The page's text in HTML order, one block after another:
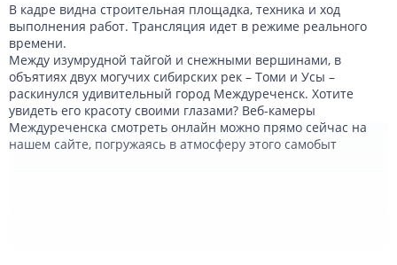
В кадре видна строительная площадка, техника и ход
выполнения работ. Трансляция идет в режиме реального
времени.
Между изумрудной тайгой и снежными вершинами, в
объятиях двух могучих сибирских рек – Томи и Усы –
раскинулся удивительный город Междуреченск. Хотите
увидеть его красоту своими глазами? Веб-камеры
Междуреченска смотреть онлайн можно прямо сейчас на
нашем сайте, погружаясь в атмосферу этого самобыт